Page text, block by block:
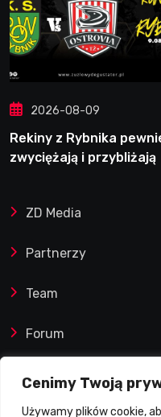
Cenimy Twoją
Używamy plików cookie,
2026-08-09
Rekiny z Rybnika
zwyciężają i przybliżają
ZD Media
Partnerzy
Team
Forum
Reklamy i współprace